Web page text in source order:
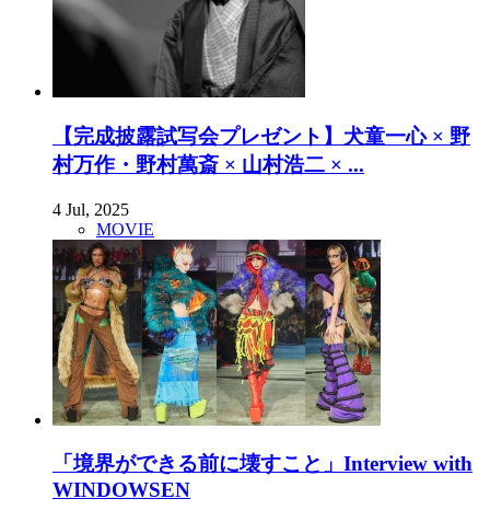
【完成披露試写会プレゼント】犬童一心 × 野
村万作・野村萬斎 × 山村浩二 × ...
4 Jul, 2025
MOVIE
「境界ができる前に壊すこと」Interview with
WINDOWSEN